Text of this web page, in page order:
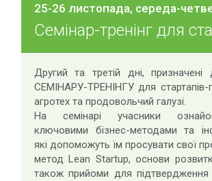
25-26 листопада, середа-
Семінар-тренінг для
Другий та третій дні,
СЕМІНАРУ-ТРЕНІНГУ для стартапів-
агротех та продовольчий галузі.
На семінарі учасники
ключовими бізнес-методами та
які допоможуть їм просувати свої
метод Lean Startup, основи
також прийоми для підтвердження